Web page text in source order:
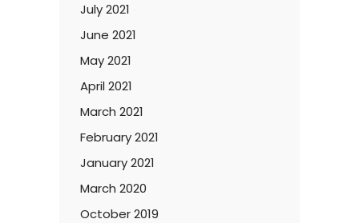
July 2021
June 2021
May 2021
April 2021
March 2021
February 2021
January 2021
March 2020
October 2019